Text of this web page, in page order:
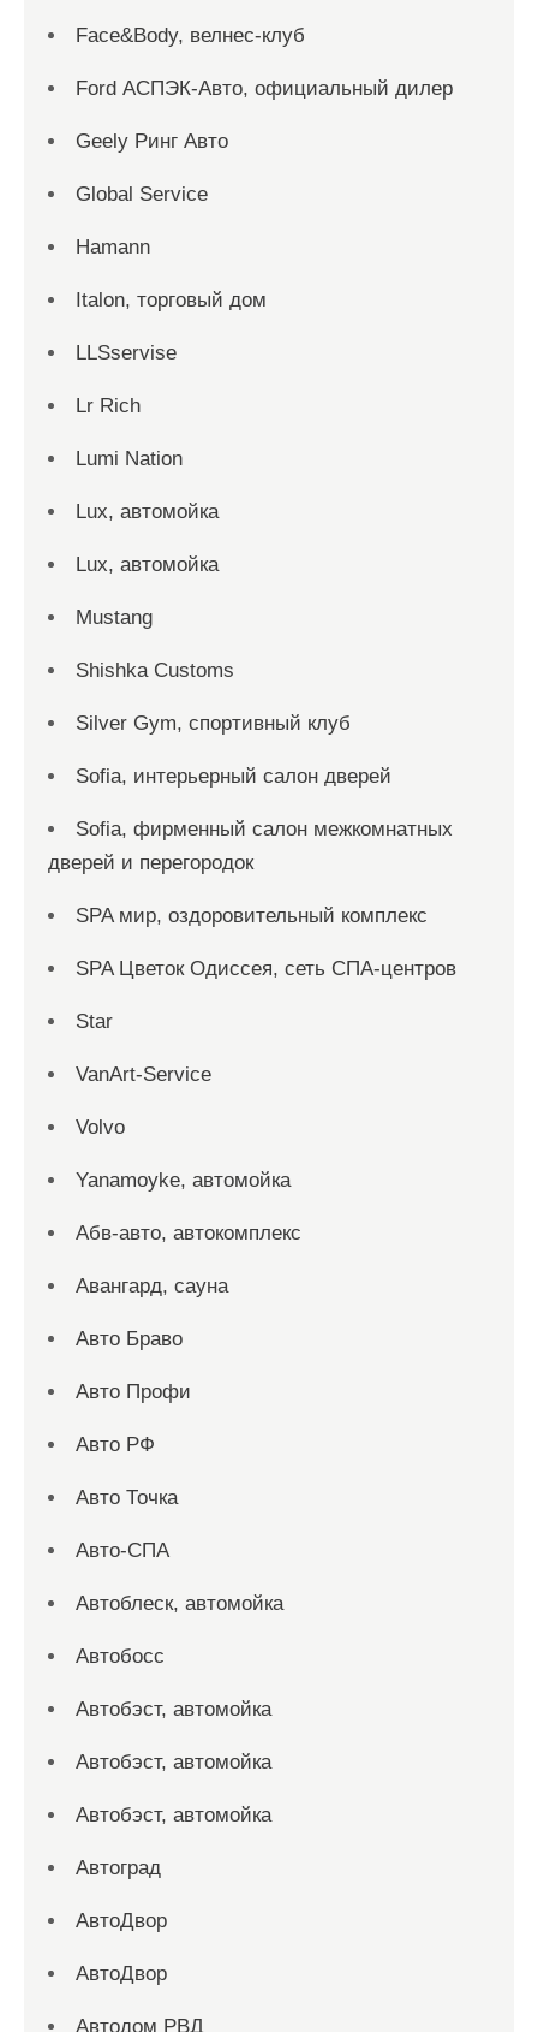
Face&Body, велнес-клуб
Ford АСПЭК-Авто, официальный дилер
Geely Ринг Авто
Global Service
Hamann
Italon, торговый дом
LLSservise
Lr Rich
Lumi Nation
Lux, автомойка
Lux, автомойка
Mustang
Shishka Customs
Silver Gym, спортивный клуб
Sofia, интерьерный салон дверей
Sofia, фирменный салон межкомнатных
дверей и перегородок
SPA мир, оздоровительный комплекс
SPA Цветок Одиссея, сеть СПА-центров
Star
VanArt-Service
Volvo
Yanamoyke, автомойка
Абв-авто, автокомплекс
Авангард, сауна
Авто Браво
Авто Профи
Авто РФ
Авто Точка
Авто-СПА
Автоблеск, автомойка
Автобосс
Автобэст, автомойка
Автобэст, автомойка
Автобэст, автомойка
Автоград
АвтоДвор
АвтоДвор
Автодом РВД